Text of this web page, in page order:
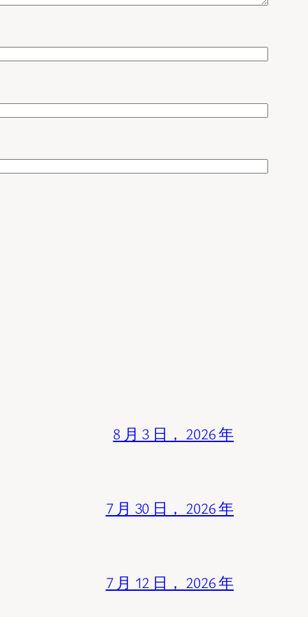
8 月 3 日， 2026 年
7 月 30 日， 2026 年
7 月 12 日， 2026 年